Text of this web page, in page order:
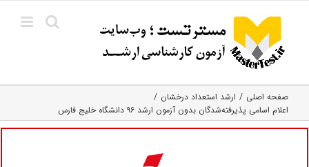
content
صفحه اصلی
ارشد استعداد درخشان
اعلام اسامی پذیرفته‌شدگان بدون آزمون ارشد ۹۶ دانشگاه خلیج فارس